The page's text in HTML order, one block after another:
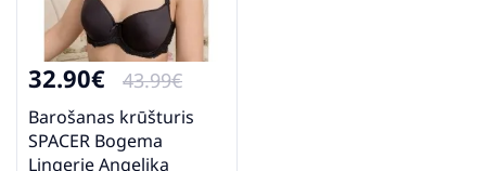
32.90€ 43.99€
Barošanas krūšturis
SPACER Bogema
Lingerie Angelika